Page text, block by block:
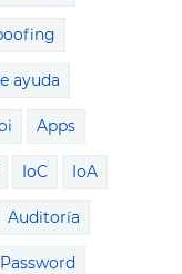
ayuda
Apps
IoC IoA
Auditoría
Password